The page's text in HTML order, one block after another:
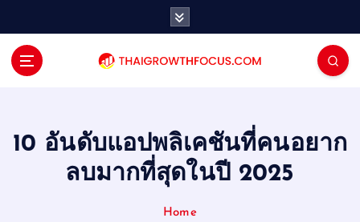
10 อันดับแอปพลิเคชันที่คนอยาก
ลบมากที่สุดในปี 2025
Home